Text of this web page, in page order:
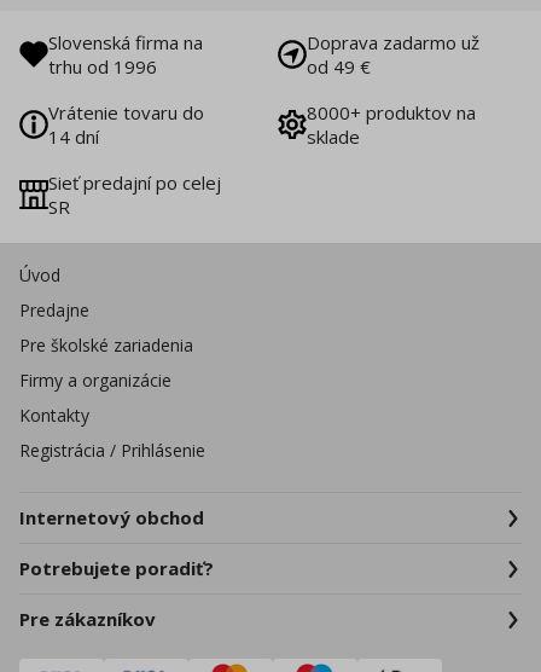
Slovenská firma na
trhu od 1996
Doprava zadarmo už
od 49 €
Vrátenie tovaru do
14 dní
8000+ produktov na
sklade
Sieť predajní po celej
SR
Úvod
Predajne
Pre školské zariadenia
Firmy a organizácie
Kontakty
Registrácia / Prihlásenie
Internetový obchod
Potrebujete poradiť?
Pre zákazníkov